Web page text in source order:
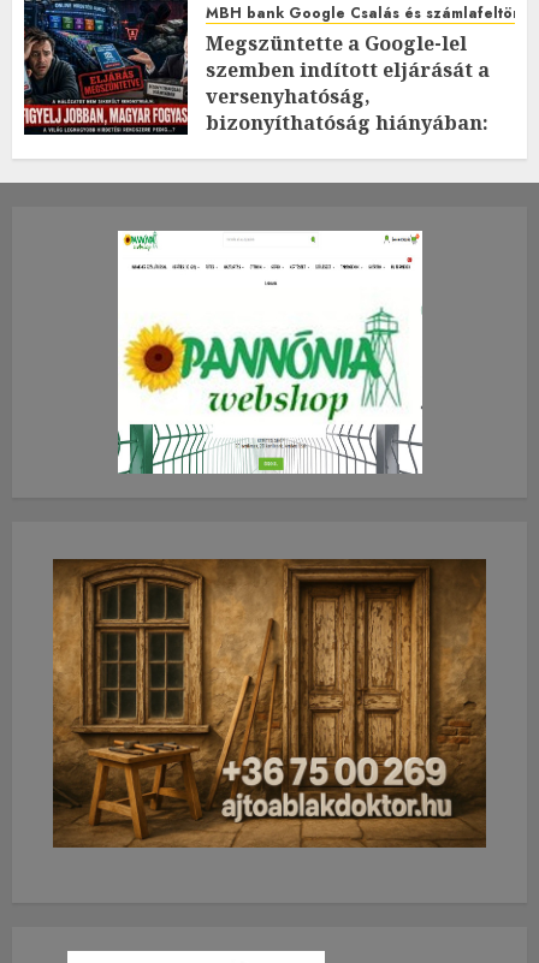
MBH bank Google Csalás és
Megszüntette a Google-lel
szemben indított eljárását a
versenyhatóság,
bizonyíthatóság hiányában:
2026.JÚLIUS.23. CSÜTÖRTÖK.
0